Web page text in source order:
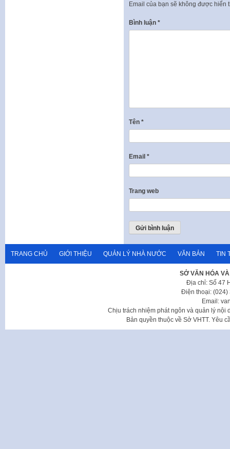
Email của bạn sẽ không được hiển
Bình luận *
Tên *
Email *
Trang web
TRANG CHỦ GIỚI THIỆU QUẢN LÝ NHÀ NƯỚC VĂN BẢN TIN
SỞ VĂN HÓA
Địa chỉ: Số 47
Điện thoại: (024)
Email:
Chịu trách nhiệm phát ngôn và quản lý nội
Bản quyền thuộc về Sở VHTT. Yêu